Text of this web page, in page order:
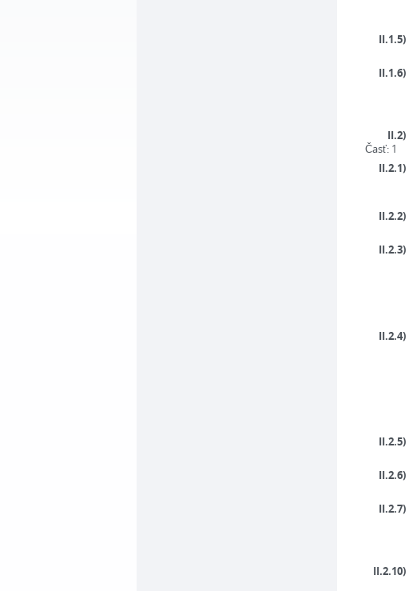
II.1.5)
II.1.6)
II.2)
Časť: 1
II.2.1)
II.2.2)
II.2.3)
II.2.4)
II.2.5)
II.2.6)
II.2.7)
II.2.10)